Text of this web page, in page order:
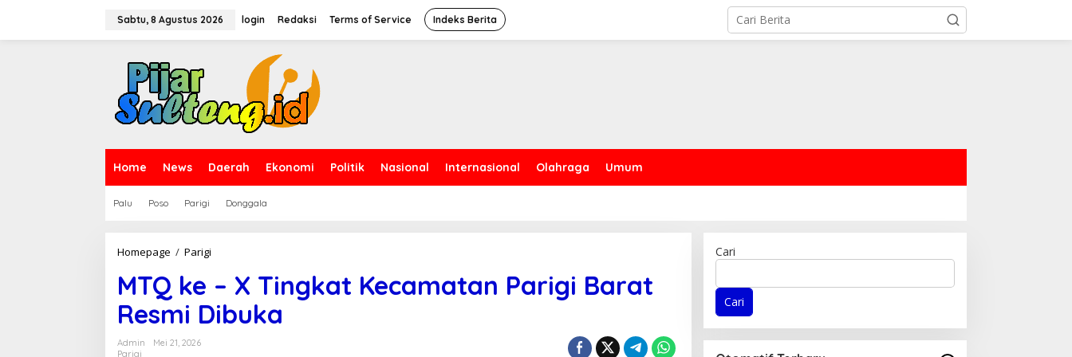
Sabtu, 8 Agustus 2026 login Redaksi Terms of Service Indeks Berita
Home News Daerah Ekonomi Politik Nasional Internasional Olahraga Umum
Palu Poso Parigi Donggala
Homepage / Parigi
e
-
MTQ ke – X Tingkat Kecamatan Parigi Barat
Resmi Dibuka
Admin
Mei 21, 2026
Parigi
Cari
Cari